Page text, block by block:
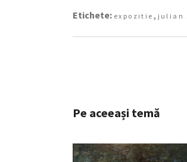
Etichete: expozitie , julian
Pe aceeași temă